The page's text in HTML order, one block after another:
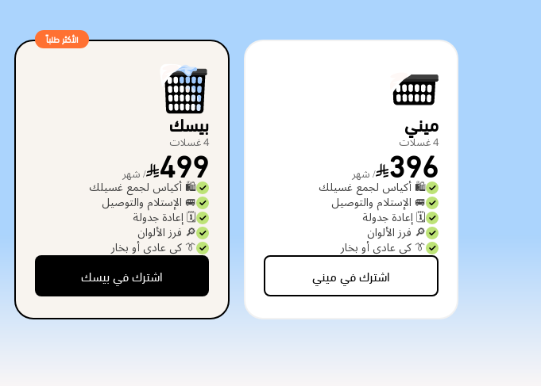
ميني
4 غسلات
396 / شهر
🛍️ أكياس لجمع غسيلك
🚐 الإستلام والتوصيل
🗓️ إعادة جدولة
🔎 فرز الألوان
👔 كي عادي أو بخار
اشترك في ميني
الأكثر طلباً
بيسك
4 غسلات
499 / شهر
🛍️ أكياس لجمع غسيلك
🚐 الإستلام والتوصيل
🗓️ إعادة جدولة
🔎 فرز الألوان
👔 كي عادي أو بخار
اشترك في بيسك